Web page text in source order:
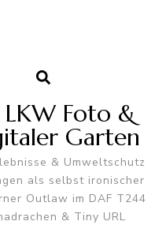
Foto &
Garten
& Umweltschutz
als selbst ironischer
Outlaw im DAF T244
& Tiny URL